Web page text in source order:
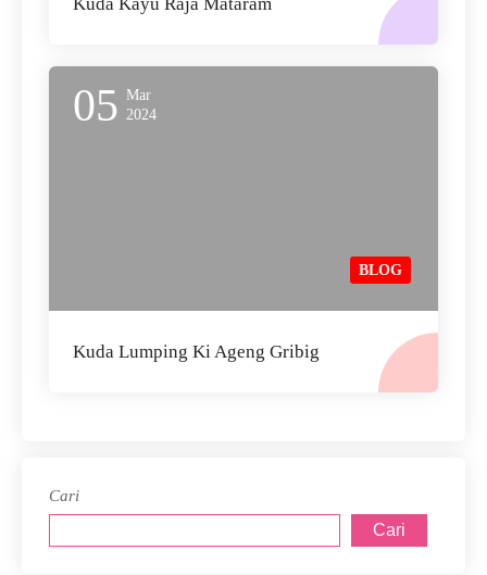
05 Mar
2024
BLOG
Kuda Lumping Ki Ageng Gribig
Cari
Cari